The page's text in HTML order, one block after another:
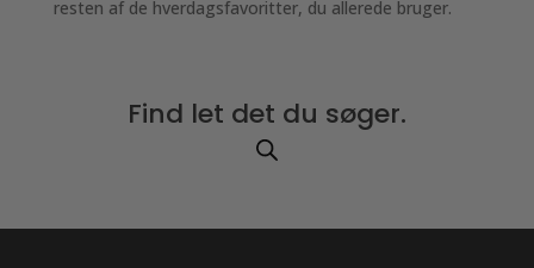
resten af de hverdagsfavoritter, du allerede bruger.
Find let det du søger.